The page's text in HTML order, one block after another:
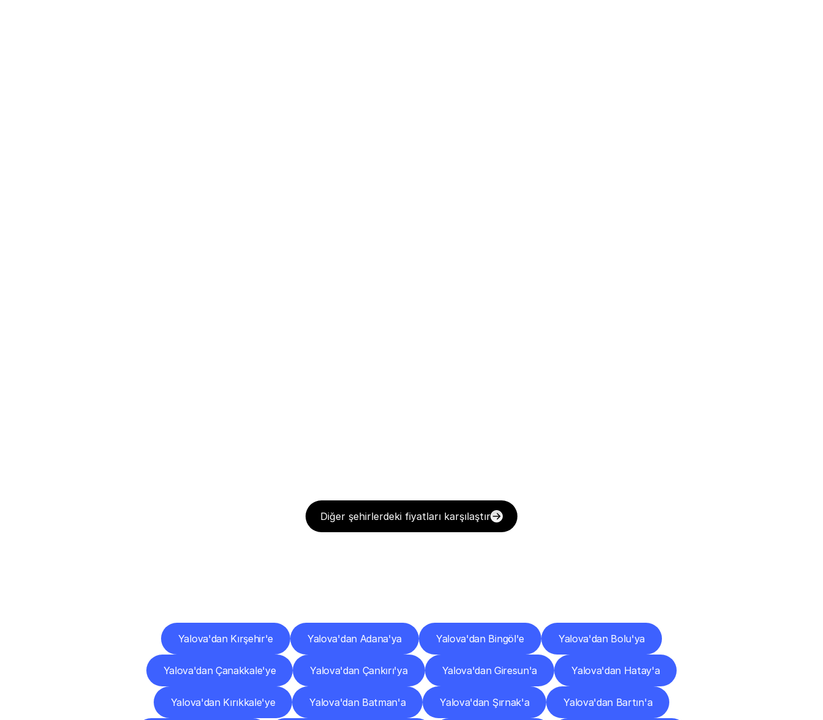
Diğer şehirlerdeki fiyatları karşılaştır
Yalova'dan Kırşehir'e Yalova'dan Adana'ya Yalova'dan Bingöl'e Yalova'dan Bolu'ya
Yalova'dan Çanakkale'ye Yalova'dan Çankırı'ya Yalova'dan Giresun'a Yalova'dan Hatay'a
Yalova'dan Kırıkkale'ye Yalova'dan Batman'a Yalova'dan Şırnak'a Yalova'dan Bartın'a